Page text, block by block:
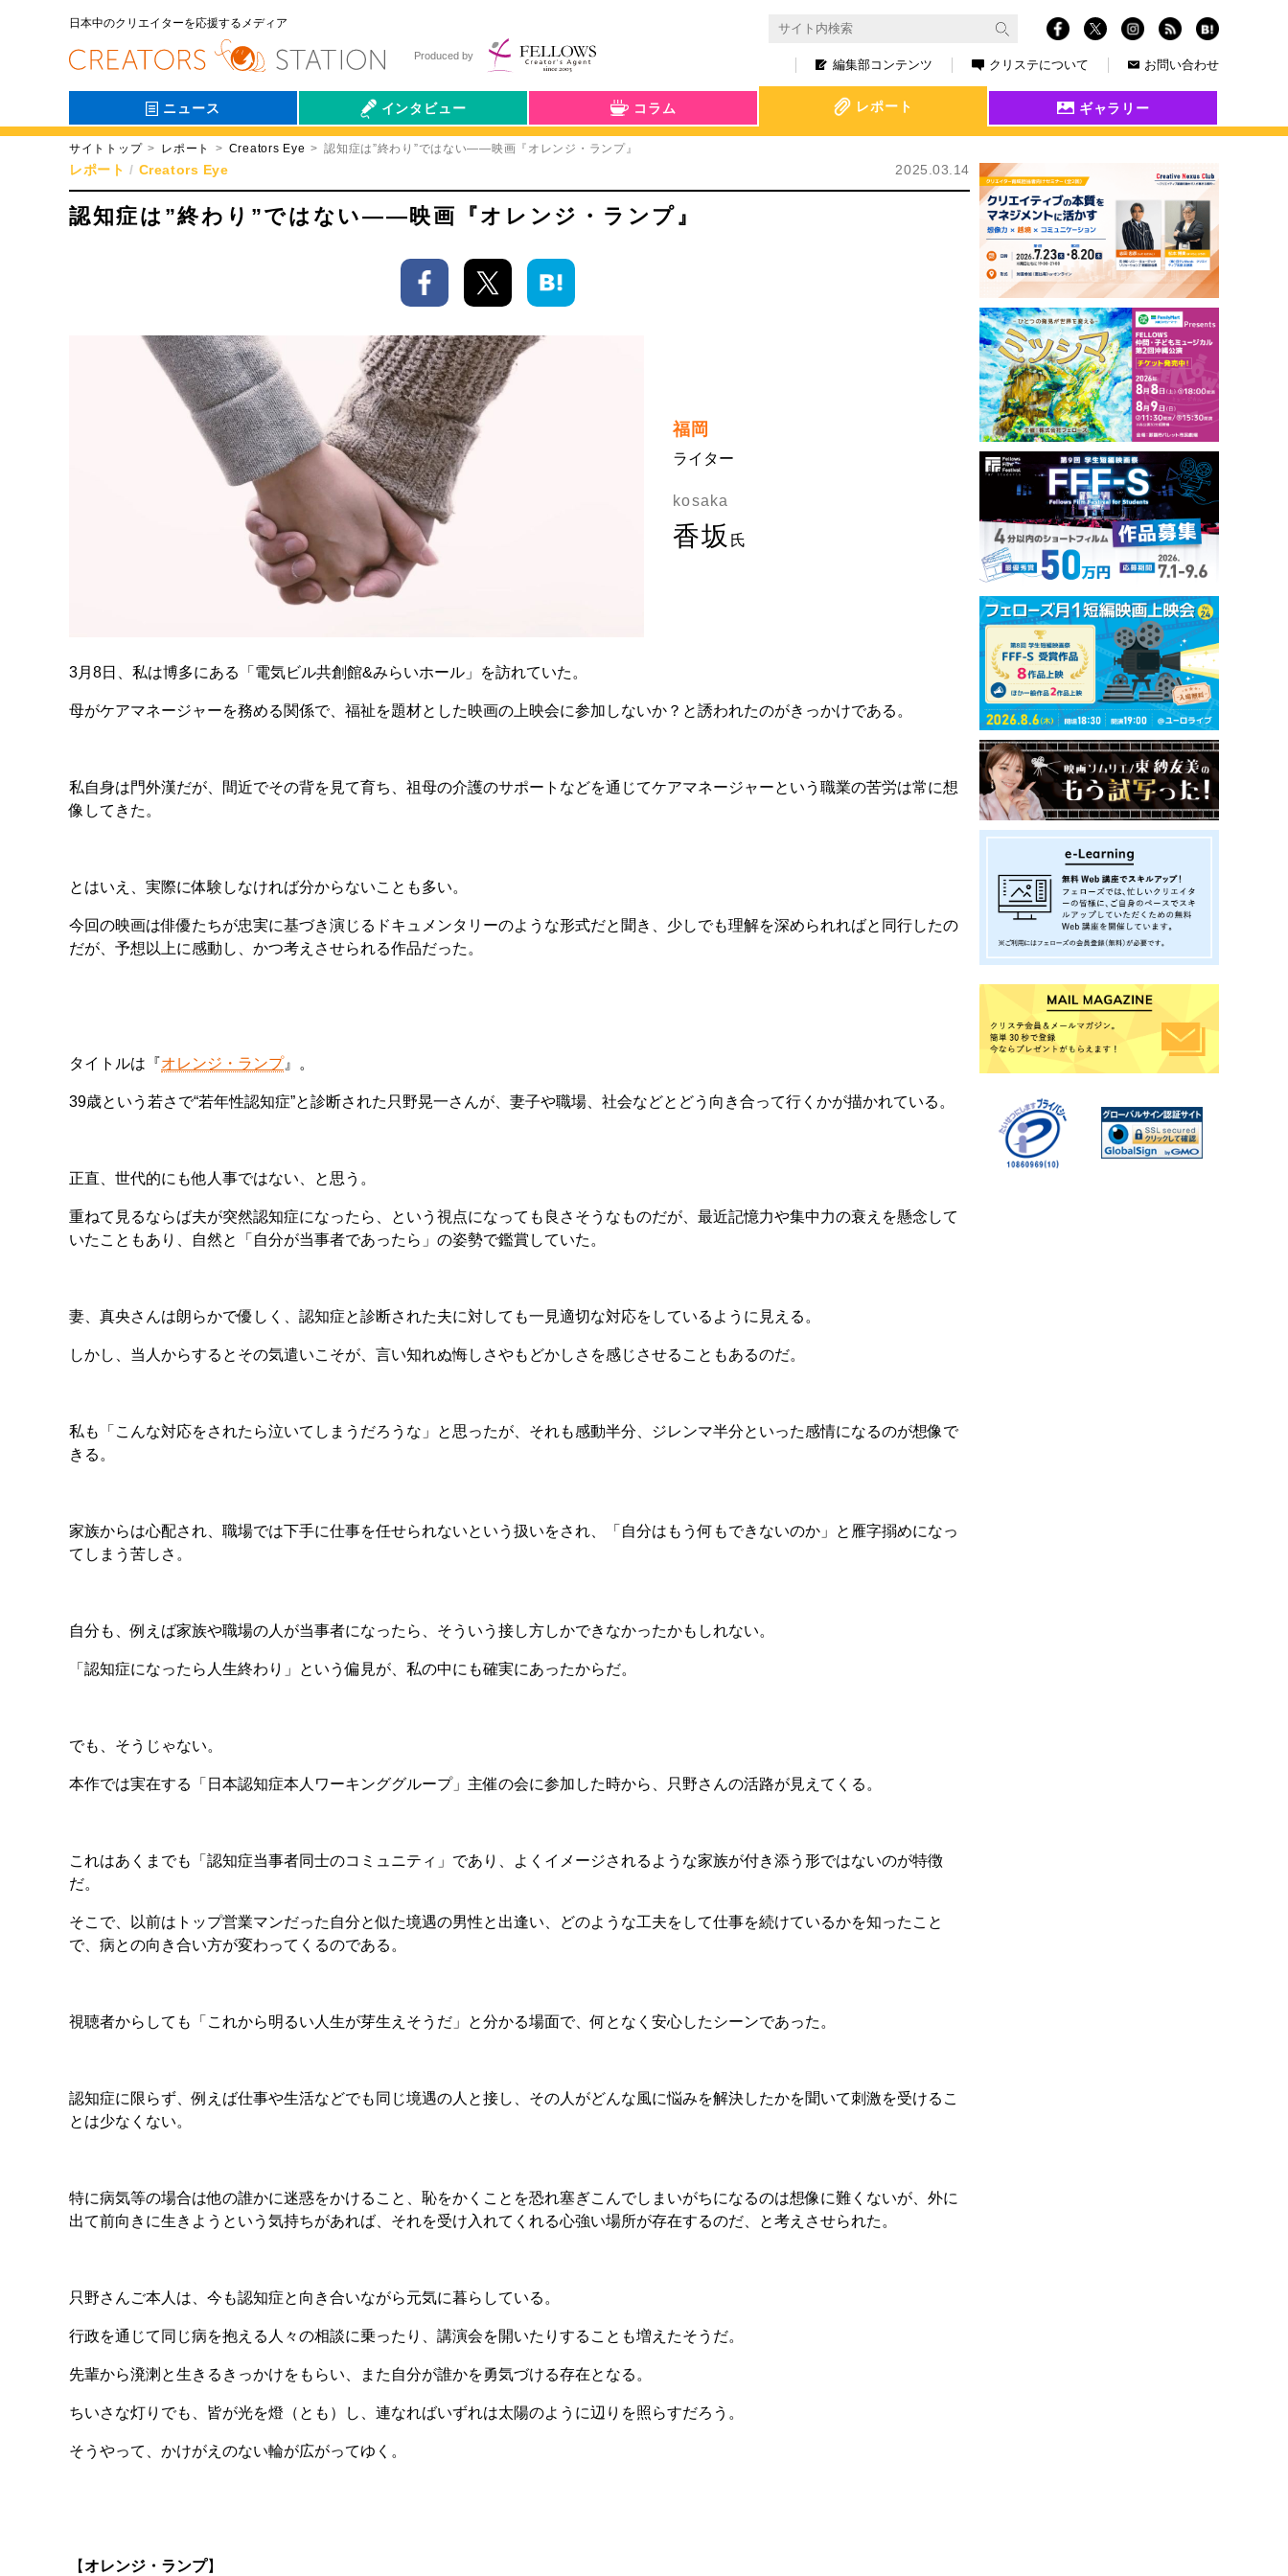
日本中のクリエイターを応援するメディア
編集部コンテンツ クリステについて お問い合わせ
Produced by
ニュース インタビュー
会社伝
コラム レポート ギャラリー
サイトトップ レポート Creators Eye 認知症は”終わり”ではない――映画『オレンジ・ランプ』
レポート Creators Eye 2025.03.14
認知症は”終わり”ではない――映画『オレンジ・ランプ』
福岡
ライター
kosaka
香坂 氏
3月8日、私は博多にある「電気ビル共創館&みらいホール」を訪れていた。
母がケアマネージャーを務める関係で、福祉を題材とした映画の上映会に参加しないか？と誘われたのがきっかけである。
私自身は門外漢だが、間近でその背を見て育ち、祖母の介護のサポートなどを通じてケアマネージャーという職業の苦労は常に想
像してきた。
とはいえ、実際に体験しなければ分からないことも多い。
今回の映画は俳優たちが忠実に基づき演じるドキュメンタリーのような形式だと聞き、少しでも理解を深められればと同行したの
だが、予想以上に感動し、かつ考えさせられる作品だった。
タイトルは『オレンジ・ランプ』。
39歳という若さで“若年性認知症”と診断された只野晃一さんが、妻子や職場、社会などとどう向き合って行くかが描かれている。
正直、世代的にも他人事ではない、と思う。
重ねて見るならば夫が突然認知症になったら、という視点になっても良さそうなものだが、最近記憶力や集中力の衰えを懸念して
いたこともあり、自然と「自分が当事者であったら」の姿勢で鑑賞していた。
妻、真央さんは朗らかで優しく、認知症と診断された夫に対しても一見適切な対応をしているように見える。
しかし、当人からするとその気遣いこそが、言い知れぬ悔しさやもどかしさを感じさせることもあるのだ。
私も「こんな対応をされたら泣いてしまうだろうな」と思ったが、それも感動半分、ジレンマ半分といった感情になるのが想像で
きる。
家族からは心配され、職場では下手に仕事を任せられないという扱いをされ、「自分はもう何もできないのか」と雁字搦めになっ
てしまう苦しさ。
自分も、例えば家族や職場の人が当事者になったら、そういう接し方しかできなかったかもしれない。
「認知症になったら人生終わり」という偏見が、私の中にも確実にあったからだ。
でも、そうじゃない。
本作では実在する「日本認知症本人ワーキンググループ」主催の会に参加した時から、只野さんの活路が見えてくる。
これはあくまでも「認知症当事者同士のコミュニティ」であり、よくイメージされるような家族が付き添う形ではないのが特徴
だ。
そこで、以前はトップ営業マンだった自分と似た境遇の男性と出逢い、どのような工夫をして仕事を続けているかを知ったこと
で、病との向き合い方が変わってくるのである。
視聴者からしても「これから明るい人生が芽生えそうだ」と分かる場面で、何となく安心したシーンであった。
認知症に限らず、例えば仕事や生活などでも同じ境遇の人と接し、その人がどんな風に悩みを解決したかを聞いて刺激を受けるこ
とは少なくない。
特に病気等の場合は他の誰かに迷惑をかけること、恥をかくことを恐れ塞ぎこんでしまいがちになるのは想像に難くないが、外に
出て前向きに生きようという気持ちがあれば、それを受け入れてくれる心強い場所が存在するのだ、と考えさせられた。
只野さんご本人は、今も認知症と向き合いながら元気に暮らしている。
行政を通じて同じ病を抱える人々の相談に乗ったり、講演会を開いたりすることも増えたそうだ。
先輩から溌溂と生きるきっかけをもらい、また自分が誰かを勇気づける存在となる。
ちいさな灯りでも、皆が光を燈（とも）し、連なればいずれは太陽のように辺りを照らすだろう。
そうやって、かけがえのない輪が広がってゆく。
【オレンジ・ランプ】